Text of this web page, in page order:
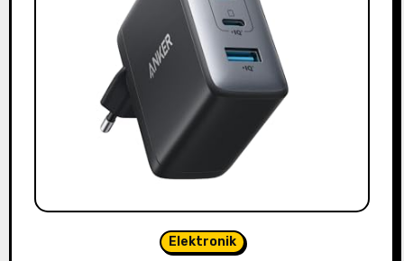
Elektronik